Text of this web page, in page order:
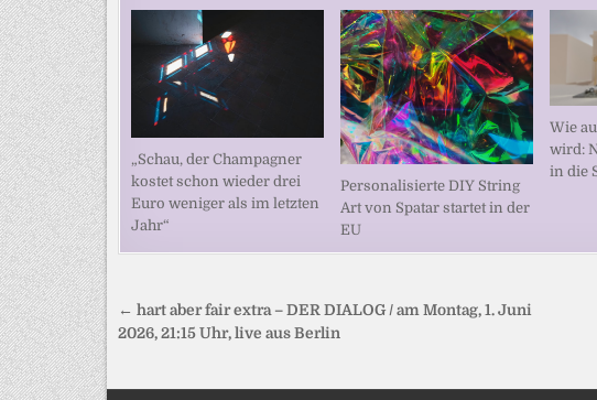
„Schau, der Champagner
kostet schon wieder drei
Euro weniger als im letzten
Jahr“
Personalisierte DIY String
Art von Spatar startet in der
EU
Wie
wird:
in die
Beitragsnavigation
← hart aber fair extra – DER DIALOG / am Montag, 1. Juni
2026, 21:15 Uhr, live aus Berlin